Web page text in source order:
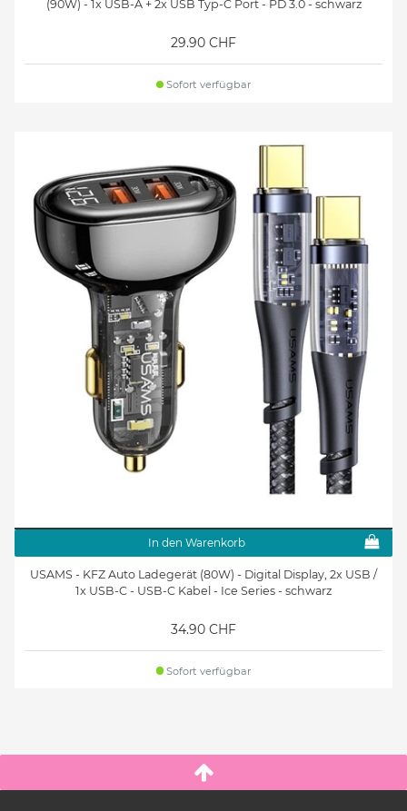
(90W) - 1x USB-A + 2x USB Typ-C Port - PD 3.0 - schwarz
29.90 CHF
Sofort verfügbar
In den Warenkorb
USAMS - KFZ Auto Ladegerät (80W) - Digital Display, 2x USB /
1x USB-C - USB-C Kabel - Ice Series - schwarz
34.90 CHF
Sofort verfügbar